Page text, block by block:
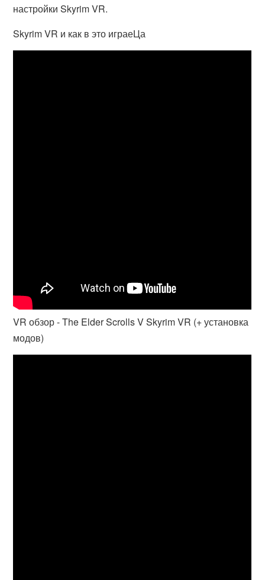
настройки Skyrim VR.
Skyrim VR и как в это играеЦа
VR обзор - The Elder Scrolls V Skyrim VR (+ установка
модов)